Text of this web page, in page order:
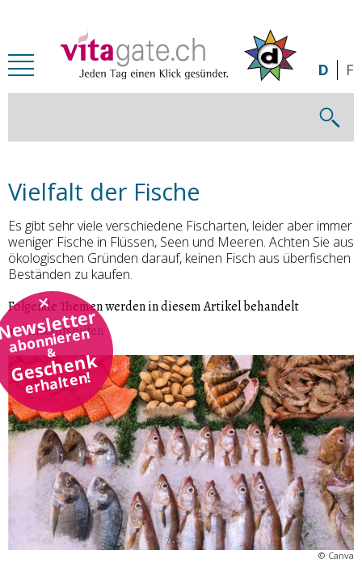
abonnieren
&
Geschenk
erhalten!
D F
Vielfalt der Fische
Es gibt sehr viele verschiedene Fischarten, leider aber immer
weniger Fische in Flüssen, Seen und Meeren. Achten Sie aus
ökologischen Gründen darauf, keinen Fisch aus überfischen
Beständen zu kaufen.
Folgende Themen werden in diesem Artikel behandelt
Einkaufshilfen
© Canva